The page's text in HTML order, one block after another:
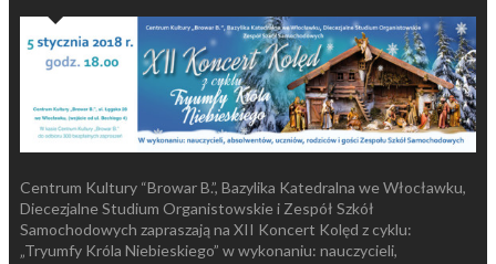
Centrum Kultury “Browar B.”, Bazylika Katedralna we Włocławku,
Diecezjalne Studium Organistowskie i Zespół Szkół
Samochodowych zapraszają na XII Koncert Kolęd z cyklu:
„Tryumfy Króla Niebieskiego” w wykonaniu: nauczycieli,